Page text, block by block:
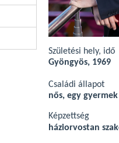
Születési hely, idő
Gyöngyös, 1969
Családi állapot
nős, egy
Képzettség
háziorvostan